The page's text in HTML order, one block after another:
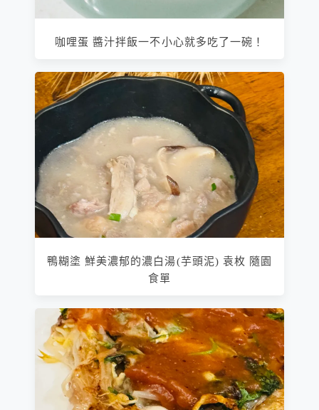
咖哩蛋 醬汁拌飯一不小心就多吃了一碗！
鴨糊塗 鮮美濃郁的濃白湯(芋頭泥) 袁枚 隨園
食單